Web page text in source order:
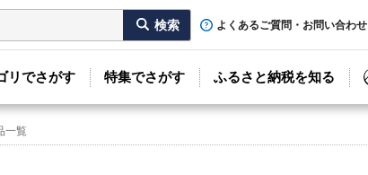
よくあるご質問・お問い合わせ
リでさがす 特集でさがす ふるさと納税を知る
一覧